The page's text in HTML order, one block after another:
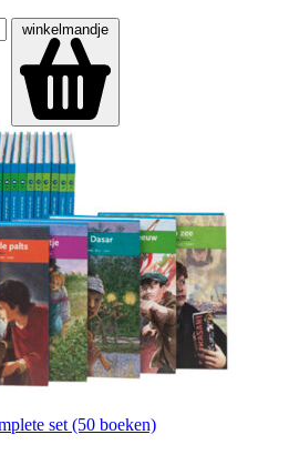
winkelmandje
set (50 boeken)